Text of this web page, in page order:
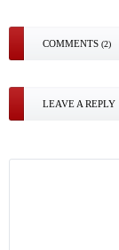
COMMENTS (2)
LEAVE A REPLY